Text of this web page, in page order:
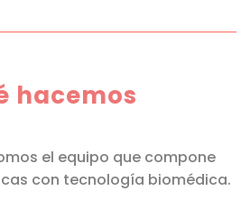
hacemos
el equipo que compone
con tecnología biomédica.